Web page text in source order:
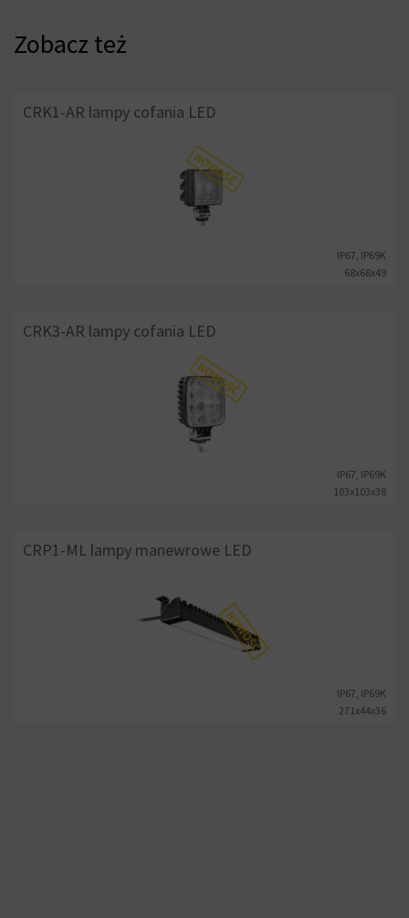
Zobacz też
CRK1-AR lampy cofania LED
68x68x49
IP67, IP69K
CRK3-AR lampy cofania LED
103x103x38
IP67, IP69K
CRP1-ML lampy manewrowe LED
271x44x36
IP67, IP69K